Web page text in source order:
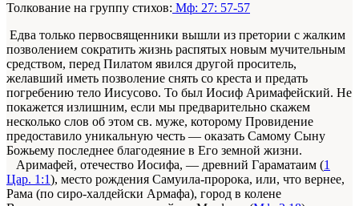
Толкование на группу стихов: Мф: 27: 57-57
Едва только первосвященники вышли из претории с жалким
позволением сократить жизнь распятых новым мучительным
средством, перед Пилатом явился другой проситель,
желавший иметь позволение снять со креста и предать
погребению тело Иисусово. То был Иосиф Аримафейский. Не
покажется излишним, если мы предварительно скажем
несколько слов об этом св. муже, которому Провидение
предоставило уникальную честь — оказать Самому Сыну
Божьему последнее благодеяние в Его земной жизни.
Аримафей, отечество Иосифа, — древний Гараматаим (1
Цар. 1:1), место рождения Самуила-пророка, или, что вернее,
Рама (по сиро-халдейски Армафа), город в колене